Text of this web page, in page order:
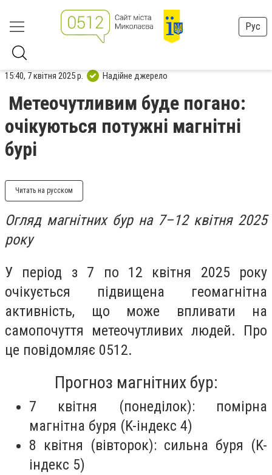
Рус
15:40, 7 квітня 2025 р. Надійне джерело
Метеочутливим буде погано:
очікуються потужні магнітні
бурі
Читать на русском
Огляд магнітних бур на 7–12 квітня 2025
року
У період з 7 по 12 квітня 2025 року
очікується підвищена геомагнітна
активність, що може впливати на
самопочуття метеочутливих людей. Про
це повідомляє 0512.
Прогноз магнітних бур:
7 квітня (понеділок): помірна
магнітна буря (K-індекс 4)
8 квітня (вівторок): сильна буря (K-
індекс 5)